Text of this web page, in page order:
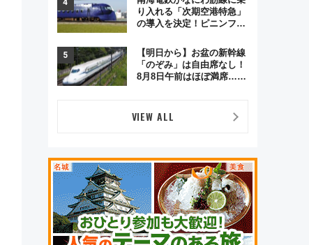
り入れる「次期空港特急」
の導入を決定！ピニンファ
デザイン
【明日から】お盆の新幹線
「のぞみ」は自由席なし！
8月8日午前はほぼ満席…で
「空席」探しのコツ
VIEW ALL